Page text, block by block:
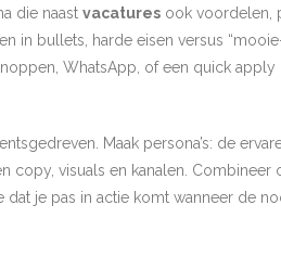
die naast vacatures ook voordelen,
in bullets, harde eisen versus
WhatsApp, of een quick
Maak persona’s: de
copy, visuals en kanalen.
je pas in actie komt wanneer de